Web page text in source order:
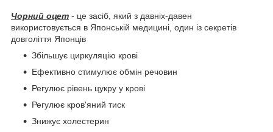
Чорний оцет - це засіб, який з давніх-давен
використовується в Японській медицині, один із секретів
довголіття Японців
Збільшує циркуляцію крові
Ефективно стимулює обмін речовин
Регулює рівень цукру у крові
Регулює кров'яний тиск
Знижує холестерин